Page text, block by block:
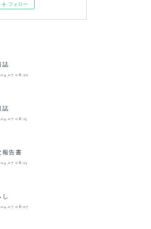
フォロー
誌
08:20
誌
08:15
報告書
08:15
し
08:07